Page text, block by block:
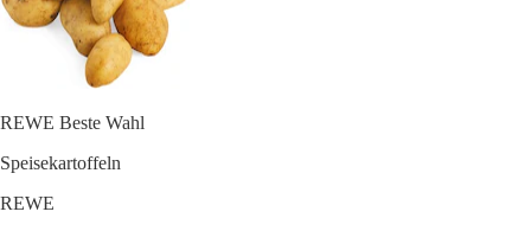
REWE Beste Wahl
Speisekartoffeln
REWE